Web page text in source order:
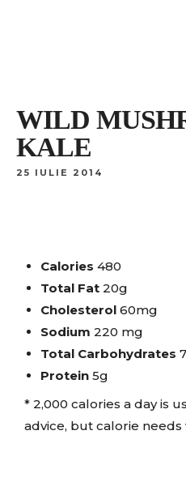
Acasa Sala
WILD
KALE
25 IULIE 2014
Calories 480
Total Fat 20g
Cholesterol 60mg
Sodium 220 mg
Total Carbohydrates
Protein 5g
* 2,000 calories a day is
advice, but calorie needs